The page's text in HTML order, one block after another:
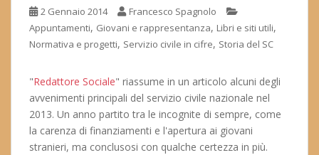
2 Gennaio 2014
Francesco Spagnolo
Appuntamenti, Giovani e rappresentanza, Libri e siti utili,
Normativa e progetti, Servizio civile in cifre, Storia del SC
"Redattore Sociale" riassume in un articolo alcuni degli
avvenimenti principali del servizio civile nazionale nel
2013. Un anno partito tra le incognite di sempre, come
la carenza di finanziamenti e l'apertura ai giovani
stranieri, ma conclusosi con qualche certezza in più.